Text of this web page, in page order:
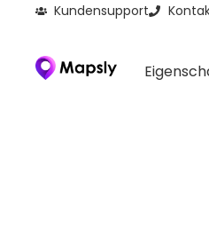
Kundensupport